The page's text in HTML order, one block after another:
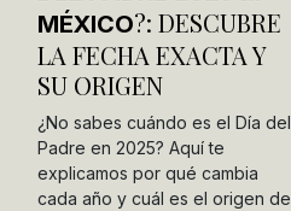
MÉXICO?: DESCUBRE
LA FECHA EXACTA Y
SU ORIGEN
¿No sabes cuándo es el Día del
Padre en 2025? Aquí te
explicamos por qué cambia
cada año y cuál es el origen de